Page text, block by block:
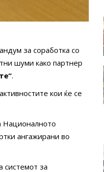
за соработка со
шуми како партнер
.
кои ќе се
Националното
ангажирани во
системот за